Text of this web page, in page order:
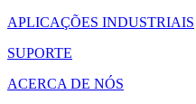
APLICAÇÕES INDUSTRIAIS
SUPORTE
ACERCA DE NÓS